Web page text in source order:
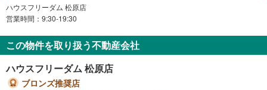
ハウスフリーダム 松原店
営業時間：9:30-19:30
この物件を取り扱う不動産会社
ハウスフリーダム 松原店
ブロンズ推奨店